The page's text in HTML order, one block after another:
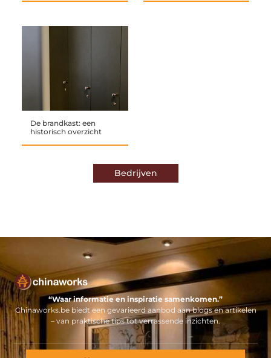
De brandkast: een
historisch overzicht
Bedrijven
“Waar informatie en inspiratie samenkomen.”
Chinaworks.be biedt een gevarieerd aanbod aan blogs en artikelen
– van praktische tips tot verrassende inzichten.